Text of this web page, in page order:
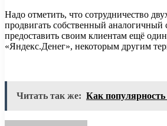
Надо отметить, что сотрудничество
продвигать собственный
предоставить своим клиентам ещё
«Яндекс.Денег», некоторым другим
Читать так же: Как популярность